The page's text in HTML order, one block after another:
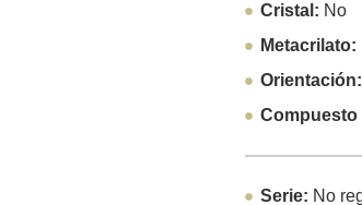
Cristal: No
Metacrilato:
Orientación:
Compuesto
Serie: No